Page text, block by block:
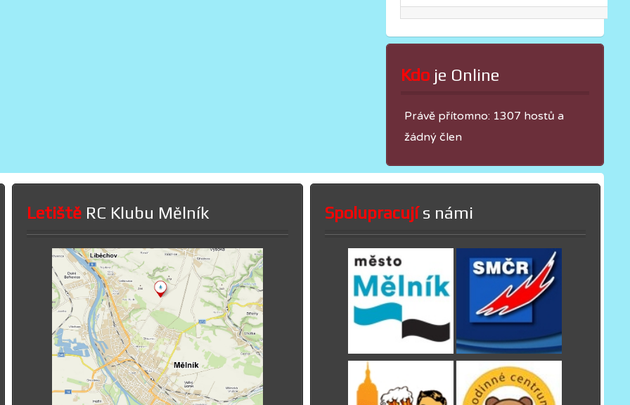
Kdo je Online
Právě přítomno: 1307 hostů a
žádný člen
Letiště RC Klubu Mělník Spolupracujís námi